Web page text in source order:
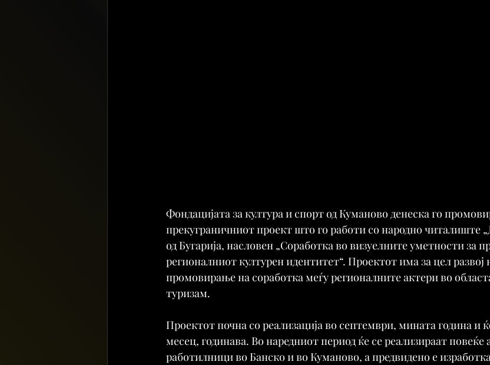
Фондацијата за култура и спорт од Куманово денеска го
прекуграничниот проект што го работи со народно читалиште
од Бугарија, насловен „Соработка во визуелните уметности за
регионалниот културен идентитет“. Проектот има за цел развој
промовирање на соработка меѓу регионалните актери во
туризам.
Проектот почна со реализација во септември, мината година и
месец, годинава. Во наредниот период ќе се реализираат повеќе
работилници во Банско и во Куманово, а предвидено е